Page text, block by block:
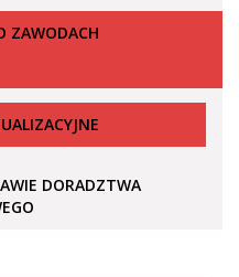
ZAWODACH
DORADZTWA